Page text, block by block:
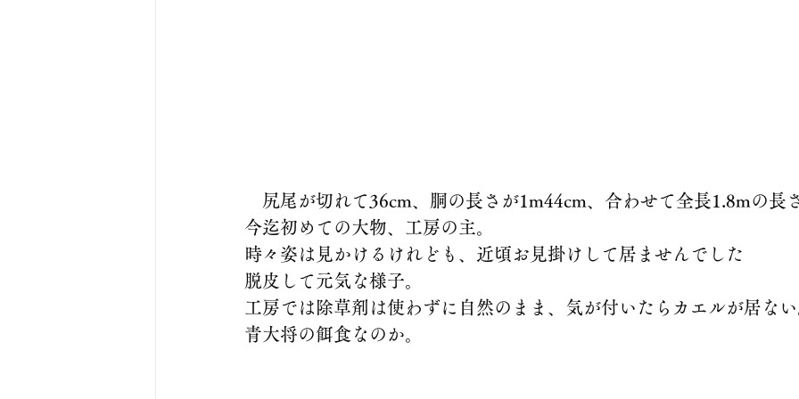
尻尾が切れて36cm、胴の長さが1m44cm、合わせて全長1.8mの長
今迄初めての大物、工房の主。
時々姿は見かけるけれども、近頃お見掛けして居ませんでした
脱皮して元気な様子。
工房では除草剤は使わずに自然のまま、気が付いたらカエルが居な
青大将の餌食なのか。